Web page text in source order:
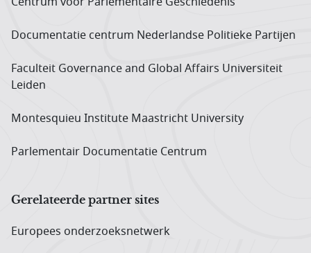
Documentatie centrum Neder­landse Politieke Partijen
Faculteit Governance and Global Affairs Universiteit
Leiden
Montesquieu Institute Maastricht University
Parlementair Documentatie Centrum
Gerelateerde partner sites
Europees onderzoeks­netwerk